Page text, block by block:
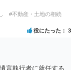
連絡を継続してくる
と などを記載した
す。
#不動産・土地の相続
役にたった 3
言執行者に就任する